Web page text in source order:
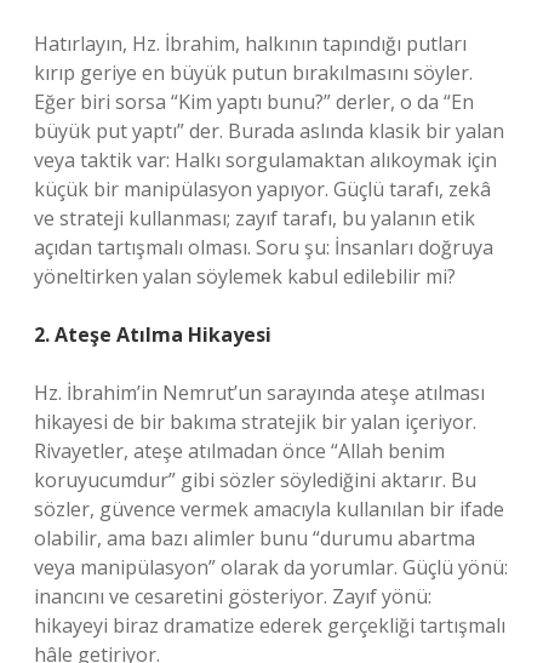
Hatırlayın, Hz. İbrahim, halkının tapındığı putları
kırıp geriye en büyük putun bırakılmasını söyler.
Eğer biri sorsa “Kim yaptı bunu?” derler, o da “En
büyük put yaptı” der. Burada aslında klasik bir yalan
veya taktik var: Halkı sorgulamaktan alıkoymak için
küçük bir manipülasyon yapıyor. Güçlü tarafı, zekâ
ve strateji kullanması; zayıf tarafı, bu yalanın etik
açıdan tartışmalı olması. Soru şu: İnsanları doğruya
yöneltirken yalan söylemek kabul edilebilir mi?
2. Ateşe Atılma Hikayesi
Hz. İbrahim’in Nemrut’un sarayında ateşe atılması
hikayesi de bir bakıma stratejik bir yalan içeriyor.
Rivayetler, ateşe atılmadan önce “Allah benim
koruyucumdur” gibi sözler söylediğini aktarır. Bu
sözler, güvence vermek amacıyla kullanılan bir ifade
olabilir, ama bazı alimler bunu “durumu abartma
veya manipülasyon” olarak da yorumlar. Güçlü yönü:
inancını ve cesaretini gösteriyor. Zayıf yönü:
hikayeyi biraz dramatize ederek gerçekliği tartışmalı
hâle getiriyor.